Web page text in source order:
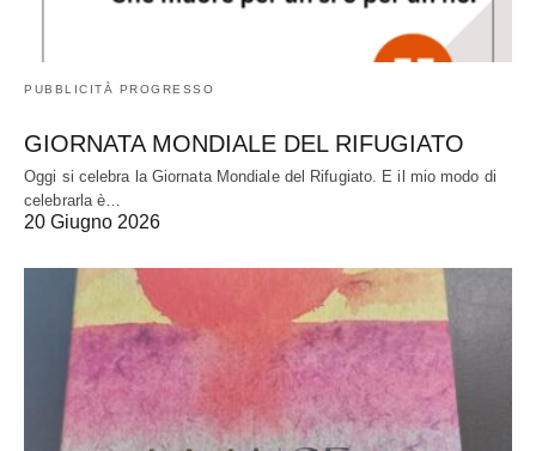
PUBBLICITÀ PROGRESSO
GIORNATA MONDIALE DEL RIFUGIATO
Oggi si celebra la Giornata Mondiale del Rifugiato. E il mio modo di
celebrarla è…
20 Giugno 2026